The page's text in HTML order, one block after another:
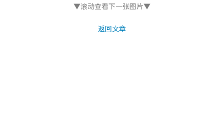
▼滚动查看下一张图片▼
返回文章